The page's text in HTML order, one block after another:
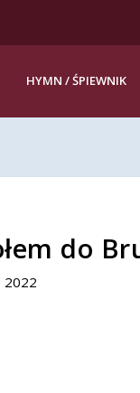
HYMN / ŚPIEWNIK
do
2022